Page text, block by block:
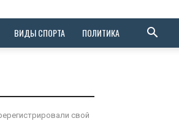
ВИДЫ СПОРТА ПОЛИТИКА
свой